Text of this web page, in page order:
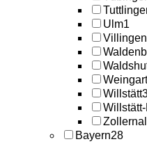
Ulm1
Willstätt
Bayern28